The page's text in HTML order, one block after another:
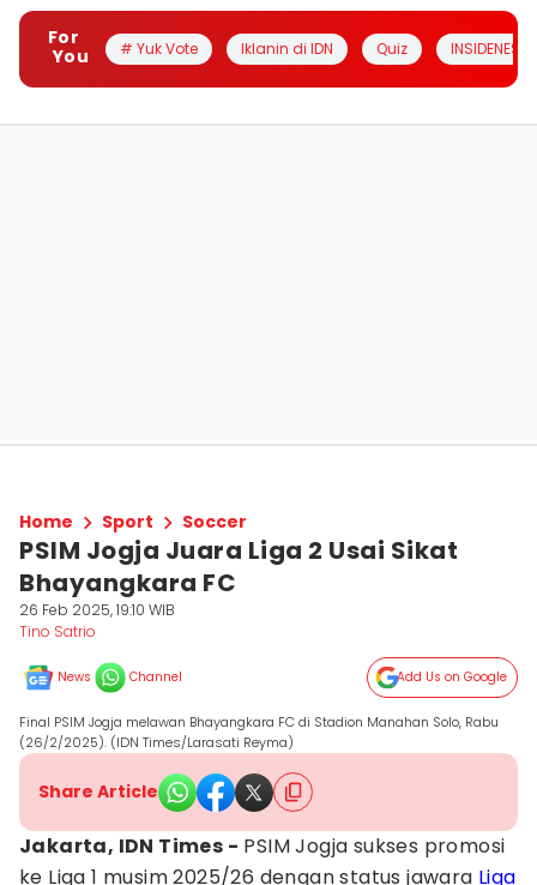
For
You
# Yuk Vote Iklanin di IDN Quiz INSIDENESIA
Home Sport Soccer
PSIM Jogja Juara Liga 2 Usai Sikat
Bhayangkara FC
26 Feb 2025, 19:10 WIB
Tino Satrio
News Channel Add Us on Google
Final PSIM Jogja melawan Bhayangkara FC di Stadion Manahan Solo, Rabu
(26/2/2025). (IDN Times/Larasati Reyma)
Share Article
Jakarta, IDN Times - PSIM Jogja sukses promosi
ke Liga 1 musim 2025/26 dengan status jawara Liga